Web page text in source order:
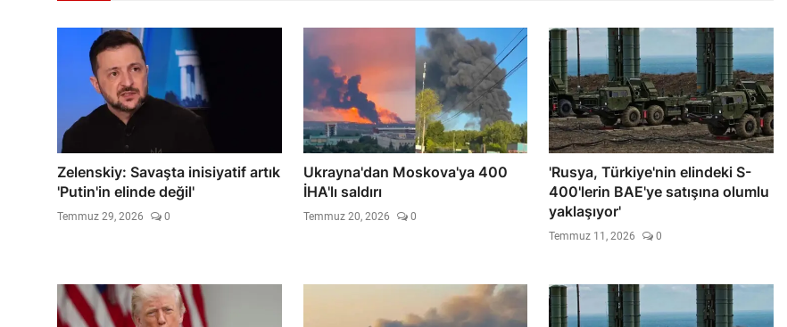
Zelenskiy: Savaşta inisiyatif artık
'Putin'in elinde değil'
Temmuz 29, 2026 0
Ukrayna'dan Moskova'ya 400
İHA'lı saldırı
Temmuz 20, 2026 0
'Rusya, Türkiye'nin elindeki S-
400'lerin BAE'ye satışına olumlu
yaklaşıyor'
Temmuz 11, 2026 0